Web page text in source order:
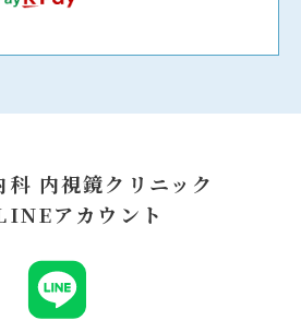
科 内視鏡クリニック
アカウント